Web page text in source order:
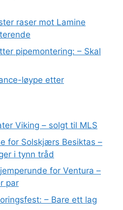
raser mot Lamine
pipemontering: – Skal
løype etter
Viking – solgt til MLS
for Solskjærs Besiktas –
i tynn tråd
for Ventura –
par
– Bare ett lag